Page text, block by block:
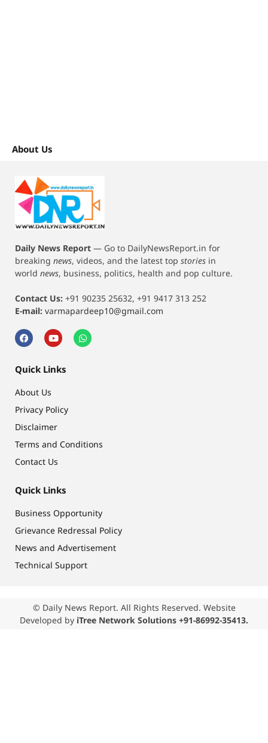
About Us
Daily News Report — Go to DailyNewsReport.in for
breaking news, videos, and the latest top stories in
world news, business, politics, health and pop culture.
Contact Us: +91 90235 25632, +91 9417 313 252
E-mail: varmapardeep10@gmail.com
Quick Links
About Us
Privacy Policy
Disclaimer
Terms and Conditions
Contact Us
Quick Links
Business Opportunity
Grievance Redressal Policy
News and Advertisement
Technical Support
© Daily News Report. All Rights Reserved. Website
Developed by iTree Network Solutions +91-86992-35413.